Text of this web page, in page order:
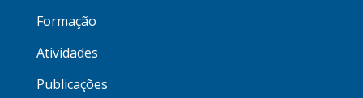
Formação
Atividades
Publicações